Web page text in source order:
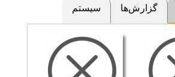
گزارش‌ها سیستم